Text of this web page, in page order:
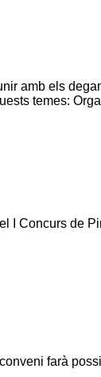
amb els
temes:
I Concurs de
farà